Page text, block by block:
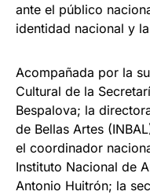
ante el público
identidad nacional y
Acompañada por la
Cultural de la
Bespalova; la
de Bellas Artes
el coordinador
Instituto Nacional de
Antonio Huitrón; la